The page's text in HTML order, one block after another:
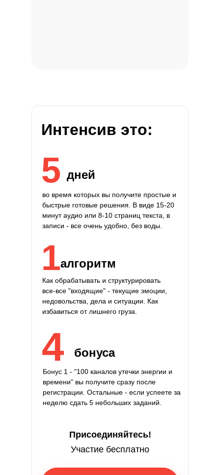
Интенсив это:
5 дней
во время которых вы получите простые и
быстрые готовые решения.
В виде 15-20
минут аудио или 8-10 страниц текста, в
записи - все очень удобно, без воды.
1алгоритм
Как обрабатывать и структурировать
все-все "входящие" - текущие эмоции,
недовольства, дела и ситуации . Как
избавиться от лишнего груза.
бонуса
Бонус 1 - "100 каналов утечки энергии и
времени" вы получите сразу после
регистрации. Остальные - если успеете за
неделю сдать 5 небольших заданий.
4
Присоединяйтесь!
Участие бесплатно